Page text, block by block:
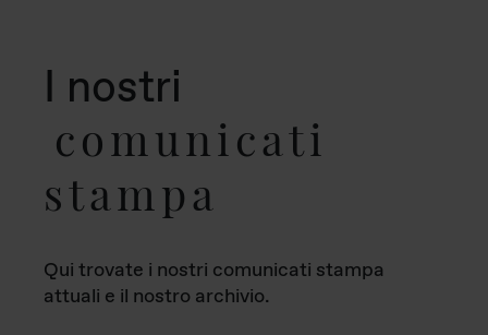
I nostri
comunicati
stampa
Qui trovate i nostri comunicati stampa
attuali e il nostro archivio.